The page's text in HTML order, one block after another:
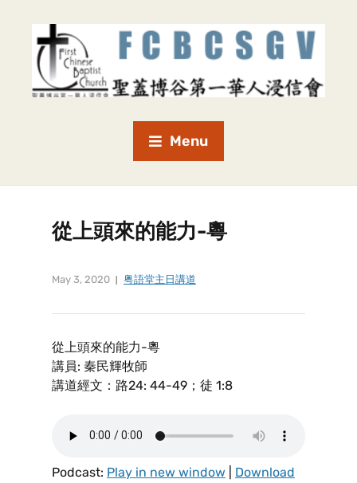
Menu
從上頭來的能力-粵
May 3, 2020 粤語堂主日講道
從上頭來的能力-粵
講員: 秦民輝牧師
講道經文：路24: 44-49；徒 1:8
Podcast: Play in new window
Download